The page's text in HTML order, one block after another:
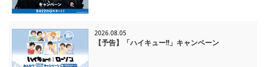
2026.08.05
【予告】「ハイキュー!!」キャンペーン